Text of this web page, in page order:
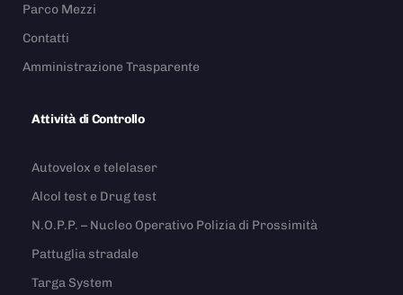
Parco Mezzi
Contatti
Amministrazione Trasparente
Attività di Controllo
Autovelox e telelaser
Alcol test e Drug test
N.O.P.P. – Nucleo Operativo Polizia di Prossimità
Pattuglia stradale
Targa System